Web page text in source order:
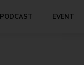
PODCAST EVENT